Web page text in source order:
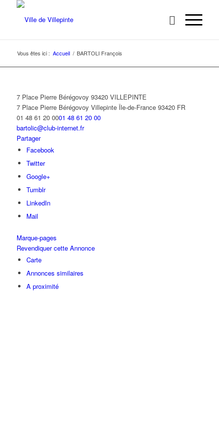
Vous êtes ici : Accueil / BARTOLI François
7 Place Pierre Bérégovoy 93420 VILLEPINTE
7 Place Pierre Bérégovoy Villepinte Île-de-France 93420 FR
01 48 61 20 0001 48 61 20 00
bartolic@club-internet.fr
Partager
Facebook
Twitter
Google+
Tumblr
LinkedIn
Mail
Marque-pages
Revendiquer cette Annonce
Carte
Annonces similaires
A proximité